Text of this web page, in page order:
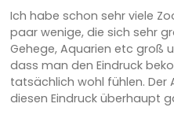
Ich habe schon sehr viele
paar wenige, die sich sehr
Gehege, Aquarien etc groß
dass man den Eindruck
tatsächlich wohl fühlen. Der
diesen Eindruck überhaupt